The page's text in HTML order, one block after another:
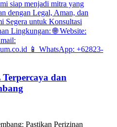
dan
Pastikan Perizinan